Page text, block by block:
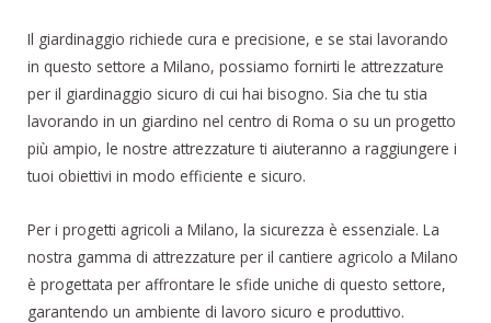
Il giardinaggio richiede cura e precisione, e se stai lavorando
in questo settore a Milano, possiamo fornirti le attrezzature
per il giardinaggio sicuro di cui hai bisogno. Sia che tu stia
lavorando in un giardino nel centro di Roma o su un progetto
più ampio, le nostre attrezzature ti aiuteranno a raggiungere i
tuoi obiettivi in modo efficiente e sicuro.
Per i progetti agricoli a Milano, la sicurezza è essenziale. La
nostra gamma di attrezzature per il cantiere agricolo a Milano
è progettata per affrontare le sfide uniche di questo settore,
garantendo un ambiente di lavoro sicuro e produttivo.